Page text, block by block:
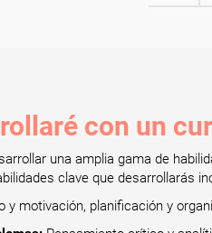
con un
una amplia gama de
clave que desarrollarás
y motivación, planificación y